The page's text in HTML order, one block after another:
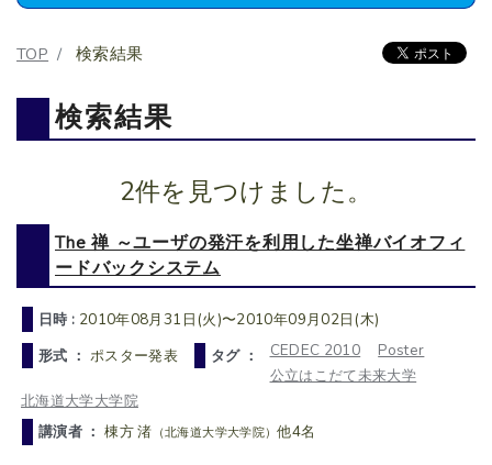
TOP 検索結果
検索結果
2件を見つけました。
The 禅 ～ユーザの発汗を利用した坐禅バイオフィ
ードバックシステム
日時 : 2010年08月31日(火)〜2010年09月02日(木)
形式 ： ポスター発表 タグ ： CEDEC 2010
Poster
公立はこだて未来大学
北海道大学大学院
講演者 ：棟方 渚 （北海道大学大学院）他4名